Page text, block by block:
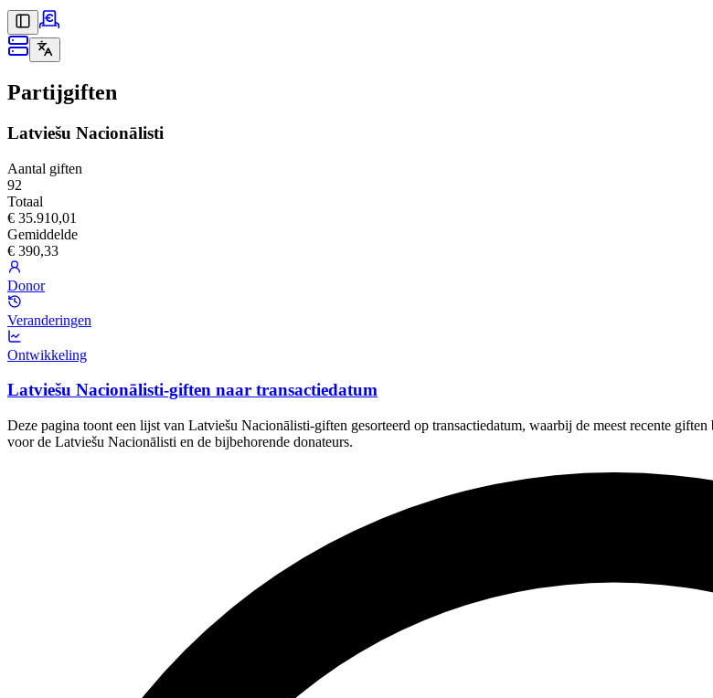
Partijgiften
Latviešu Nacionālisti
Aantal giften
92
Totaal
€ 35.910,01
Gemiddelde
€ 390,33
Donor
Veranderingen
Ontwikkeling
Latviešu Nacionālisti-giften naar transactiedatum
Deze pagina toont een lijst van Latviešu Nacionālisti-giften gesorteerd op transactiedatum, waarbij de meest recente
voor de Latviešu Nacionālisti en de bijbehorende donateurs.